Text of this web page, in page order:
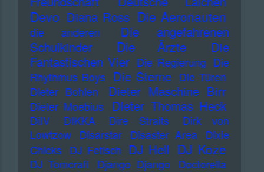
Devo Diana Ross Die Aeronauten
die anderen
Die angefahrenen
Schulkinder
Die Ärzte
Die
Fantastischen Vier Die Regierung Die
Rhythmus Boys Die Sterne Die Türen
Dieter Bohlen
Dieter Maschine Birr
Dieter Moebius Dieter Thomas Heck
DiIV DIKKA Dire Straits
Dirk von
Lowtzow
Disarstar Disaster Area
Dixie
Chicks DJ Fetisch DJ Hell DJ Koze
DJ Tomcraft Django Django
Doctorella